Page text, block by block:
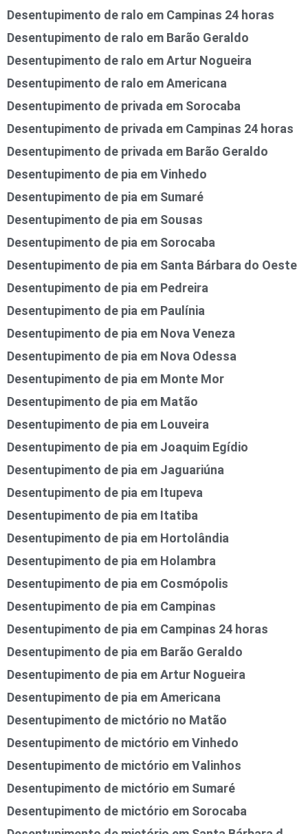
Desentupimento de ralo em Campinas 24 horas
Desentupimento de ralo em Barão Geraldo
Desentupimento de ralo em Artur Nogueira
Desentupimento de ralo em Americana
Desentupimento de privada em Sorocaba
Desentupimento de privada em Campinas 24 horas
Desentupimento de privada em Barão Geraldo
Desentupimento de pia em Vinhedo
Desentupimento de pia em Sumaré
Desentupimento de pia em Sousas
Desentupimento de pia em Sorocaba
Desentupimento de pia em Santa Bárbara do Oeste
Desentupimento de pia em Pedreira
Desentupimento de pia em Paulínia
Desentupimento de pia em Nova Veneza
Desentupimento de pia em Nova Odessa
Desentupimento de pia em Monte Mor
Desentupimento de pia em Matão
Desentupimento de pia em Louveira
Desentupimento de pia em Joaquim Egídio
Desentupimento de pia em Jaguariúna
Desentupimento de pia em Itupeva
Desentupimento de pia em Itatiba
Desentupimento de pia em Hortolândia
Desentupimento de pia em Holambra
Desentupimento de pia em Cosmópolis
Desentupimento de pia em Campinas
Desentupimento de pia em Campinas 24 horas
Desentupimento de pia em Barão Geraldo
Desentupimento de pia em Artur Nogueira
Desentupimento de pia em Americana
Desentupimento de mictório no Matão
Desentupimento de mictório em Vinhedo
Desentupimento de mictório em Valinhos
Desentupimento de mictório em Sumaré
Desentupimento de mictório em Sorocaba